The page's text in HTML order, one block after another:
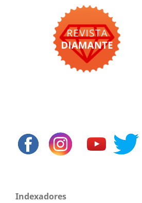
Indexadores